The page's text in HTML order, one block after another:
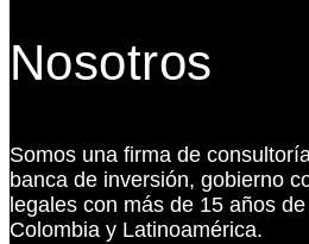
Nosotros
Somos una firma de
banca de inversión, gobierno
legales con más de 15 años
Colombia y Latinoamérica.